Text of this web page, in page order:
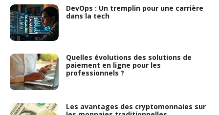
DevOps : Un tremplin pour une carrière
dans la tech
Quelles évolutions des solutions de
paiement en ligne pour les
professionnels ?
Les avantages des cryptomonnaies sur